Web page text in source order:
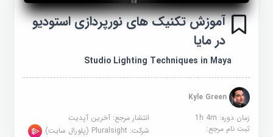
آموزش تکنیک های نورپردازی استودیو
در مایا
Studio Lighting Techniques in Maya
Kyle Green
زمان دوره: 1h 4m
انتشار مرجع:آخرین آپدیت
ثبت نام مرجع:
شرکت:Pluralsight (پلورال سایت)